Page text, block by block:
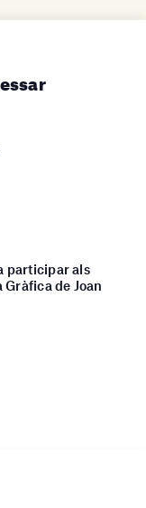
participar als
Gràfica de Joan